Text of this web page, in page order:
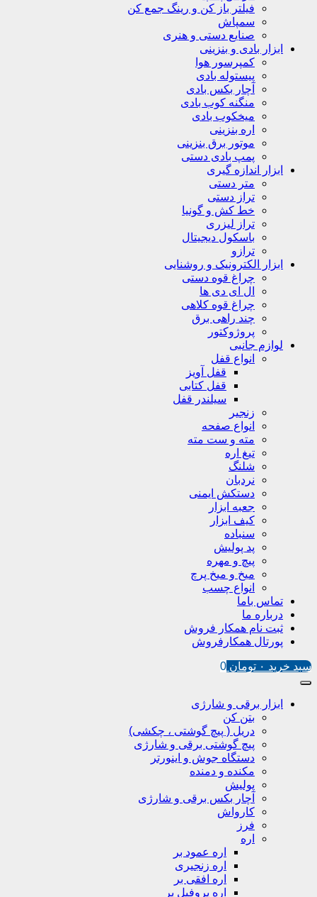
فیلتر باز کن و رینگ جمع کن
سمپاش
صنایع دستی و هنری
ابزار بادی و بنزینی
کمپرسور هوا
پیستوله بادی
آچار بکس بادی
منگنه کوب بادی
میخکوب بادی
اره بنزینی
موتور برق بنزینی
پمپ بادی دستی
ابزار اندازه گیری
متر دستی
تراز دستی
خط کش و گونیا
تراز لیزری
باسکول دیجیتال
ترازو
ابزار الکترونیک و روشنایی
چراغ قوه دستی
ال ای دی ها
چراغ قوه کلاهی
چند راهی برق
پروژوکتور
لوازم جانبی
انواع قفل
قفل آویز
قفل کتابی
سیلندر قفل
زنجیر
انواع صفحه
مته و ست مته
تیغ اره
شلنگ
نردبان
دستکش ایمنی
جعبه ابزار
کیف ابزار
سنباده
پد پولیش
پیچ و مهره
میخ و میخ پرچ
انواع چسب
تماس باما
درباره ما
ثبت نام همکار فروش
پورتال همکارفروش
سبد خرید ۰ تومان 0
ابزار برقی و شارژی
بتن کن
دریل ( پیچ گوشتی ، چکشی)
پیچ گوشتی برقی و شارژی
دستگاه جوش و اینورتر
مکنده و دمنده
پولیش
آچار بکس برقی و شارژی
کارواش
فرز
اره
اره عمود بر
اره زنجیری
اره افقی بر
اره پروفیل پر